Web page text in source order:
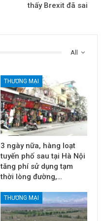
thấy Brexit đã sai
All
THƯƠNG MẠI
3 ngày nữa, hàng loạt
tuyến phố sau tại Hà Nội
tăng phí sử dụng tạm
thời lòng đường,…
THƯƠNG MẠI